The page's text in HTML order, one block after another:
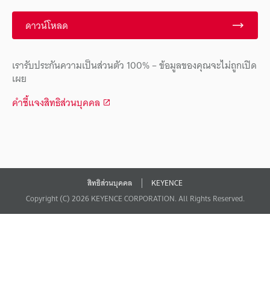
ดาวน์โหลด
เรารับประกันความเป็นส่วนตัว 100% – ข้อมูลของคุณจะไม่ถูกเปิด
เผย
คำชี้แจงสิทธิส่วนบุคคล
สิทธิส่วนบุคคล
KEYENCE
Copyright (C) 2026 KEYENCE CORPORATION. All Rights Reserved.